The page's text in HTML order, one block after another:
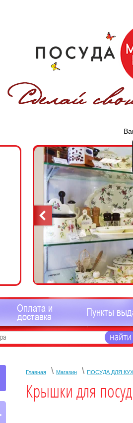
Оплата и
доставка Пункты
Главная \ Магазин \ ПОСУДА ДЛЯ
Крышки для